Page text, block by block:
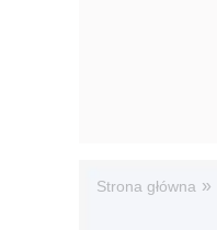
Strona główna »